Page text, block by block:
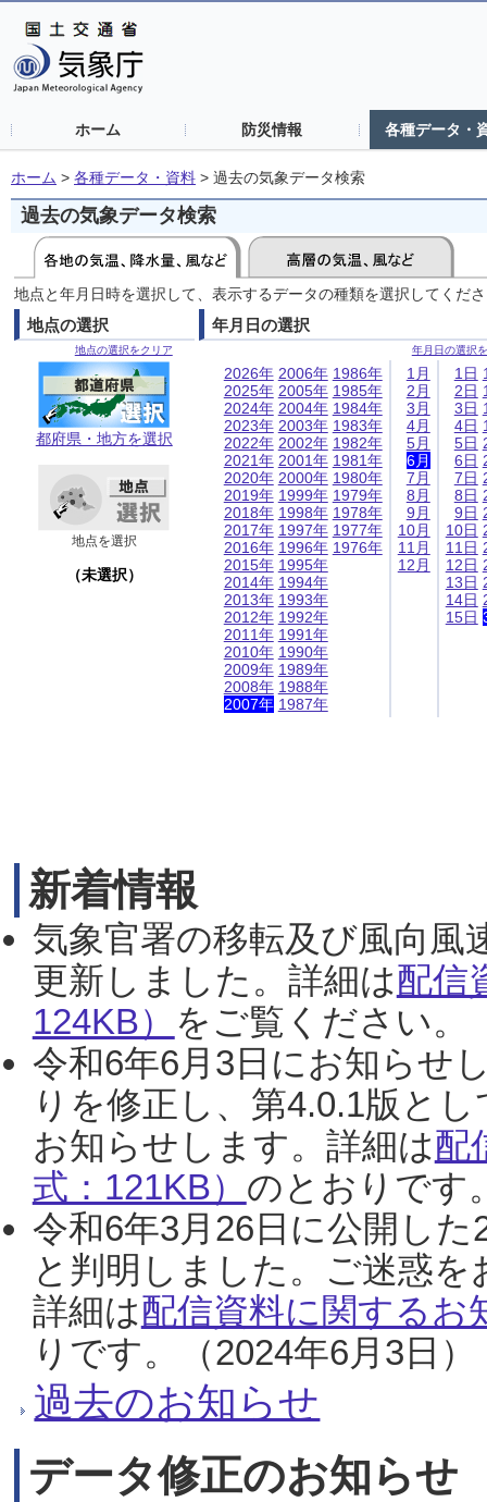
ホーム 防災情報 各種データ・
ホーム > 各種データ・資料 > 過去の気象データ検索
過去の気象データ検索
地点と年月日時を選択して、表示するデータの種類を選択してくだ
地点の選択
地点の選択をクリア
都府県・地方を選択
地点を選択
（未選択）
年月日の選択
年月日の選択
2026年
2025年
2024年
2023年
2022年
2021年
2020年
2019年
2018年
2017年
2016年
2015年
2014年
2013年
2012年
2011年
2010年
2009年
2008年
2007年
2006年
2005年
2004年
2003年
2002年
2001年
2000年
1999年
1998年
1997年
1996年
1995年
1994年
1993年
1992年
1991年
1990年
1989年
1988年
1987年
1986年
1985年
1984年
1983年
1982年
1981年
1980年
1979年
1978年
1977年
1976年
1月
2月
3月
4月
5月
6月
7月
8月
9月
10月
11月
12月
1日
2日
3日
4日
5日
6日
7日
8日
9日
10日
11日
12日
13日
14日
15日
新着情報
気象官署の移転及び風向風
更新しました。詳細は配信
124KB） をご覧ください。
令和6年6月3日にお知らせ
りを修正し、第4.0.1版と
お知らせします。詳細は配
式：121KB） のとおりです
令和6年3月26日に公開し
と判明しました。ご迷惑
詳細は配信資料に関するお
りです。（2024年6月3日）
過去のお知らせ
データ修正のお知らせ